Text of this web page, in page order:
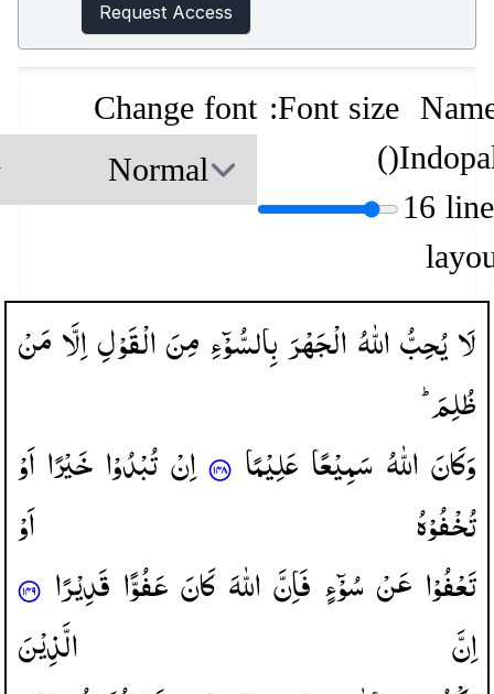
Request Access
16
Font size:
(
)
Change font
لَایُحِبُّاللّٰهُالْجَهْرَبِالسُّوْٓءِمِنَالْقَوْلِاِلَّامَنْ
ظُلِمَ ؕ
وَكَانَ اللّٰهُ سَمِیْعًا عَلِیْمًا اِنْتُبْدُوْا خَیْرًا اَوْ
تُخْفُوْهُ
اَوْ
تَعْفُوْا عَنْ سُوْٓءٍ فَاِنَّ اللّٰهَ كَانَ عَفُوًّا قَدِیْرًا
اِنَّ
الَّذِیْنَ